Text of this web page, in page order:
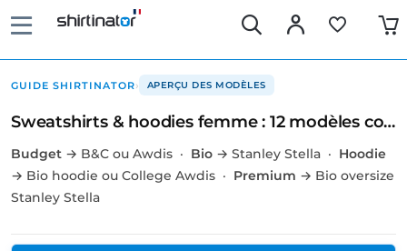
GUIDE SHIRTINATOR› APERÇU DES MODÈLES
Sweatshirts & hoodies femme : 12 modèles comparés
Budget → B&C ou Awdis · Bio → Stanley Stella · Hoodie
→ Bio hoodie ou College Awdis · Premium → Bio oversize
Stanley Stella